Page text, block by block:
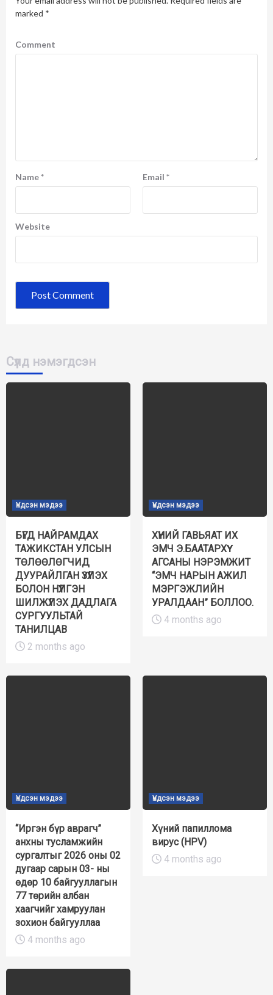
marked *
Comment
Name* Email *
Website
Сүүлд нэмэгдсэн
Үндсэн мэдээ
БҮГД НАЙРАМДАХ
ТАЖИКСТАН УЛСЫН
ТӨЛӨӨЛӨГЧИД
ДУУРАЙЛГАН ҮЗҮҮЛЭХ
БОЛОН НҮҮЛГЭН
ШИЛЖҮҮЛЭХ ДАДЛАГА
СУРГУУЛЬТАЙ
ТАНИЛЦАВ
2 months ago
Үндсэн мэдээ
ХҮНИЙ ГАВЬЯАТ ИХ
ЭМЧ Э.БААТАРХҮҮ
АГСАНЫ НЭРЭМЖИТ
“ЭМЧ НАРЫН АЖИЛ
МЭРГЭЖЛИЙН
УРАЛДААН” БОЛЛОО.
4 months ago
Үндсэн мэдээ
“Иргэн бүр аврагч”
анхны тусламжийн
сургалтыг 2026 оны 02
дугаар сарын 03- ны
өдөр 10 байгууллагын
77 төрийн албан
хаагчийг хамруулан
зохион байгууллаа
4 months ago
Үндсэн мэдээ
Хүний папиллома
вирус (HPV)
4 months ago